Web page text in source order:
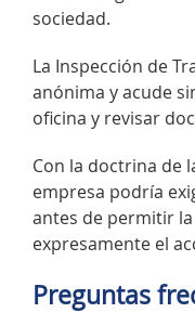
sociedad.
La Inspección de
anónima y acude
oficina y revisar
Con la doctrina de
empresa podría
antes de permitir
expresamente el
Preguntas